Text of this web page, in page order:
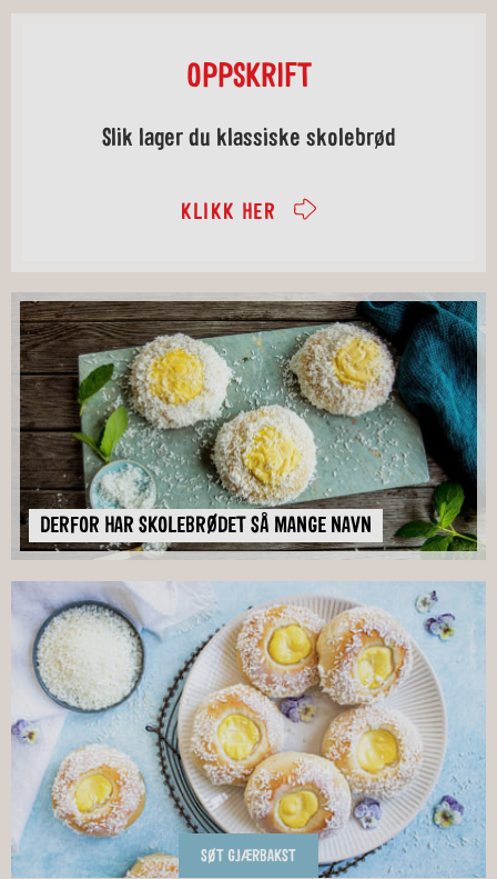
OPPSKRIFT
Slik lager du klassiske skolebrød
KLIKK HER
DERFOR HAR SKOLEBRØDET SÅ MANGE NAVN
DERFOR HAR SKOLEBRØDET SÅ MANGE NAVN
DERFOR HAR SKOLEBRØDET SÅ MANGE NAVN
DERFOR HAR SKOLEBRØDET SÅ MANGE NAVN
DERFOR HAR SKOLEBRØDET SÅ MANGE NAVN
SØT GJÆRBAKST